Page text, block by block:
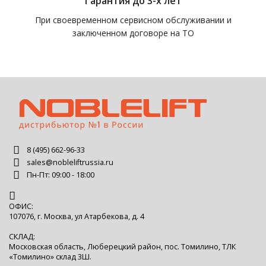
При своевременном сервисном обслуживании и
заключенном договоре на ТО
8 (495) 662-96-33
sales@nobleliftrussia.ru
Пн-Пт: 09:00 - 18:00
ОФИС:
107076, г. Москва, ул Атарбекова, д. 4
СКЛАД:
Московская область, Люберецкий район, пос. Томилино, ТЛК
«Томилино» склад 3Ш.